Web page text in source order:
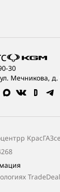
30
Мечникова, д.